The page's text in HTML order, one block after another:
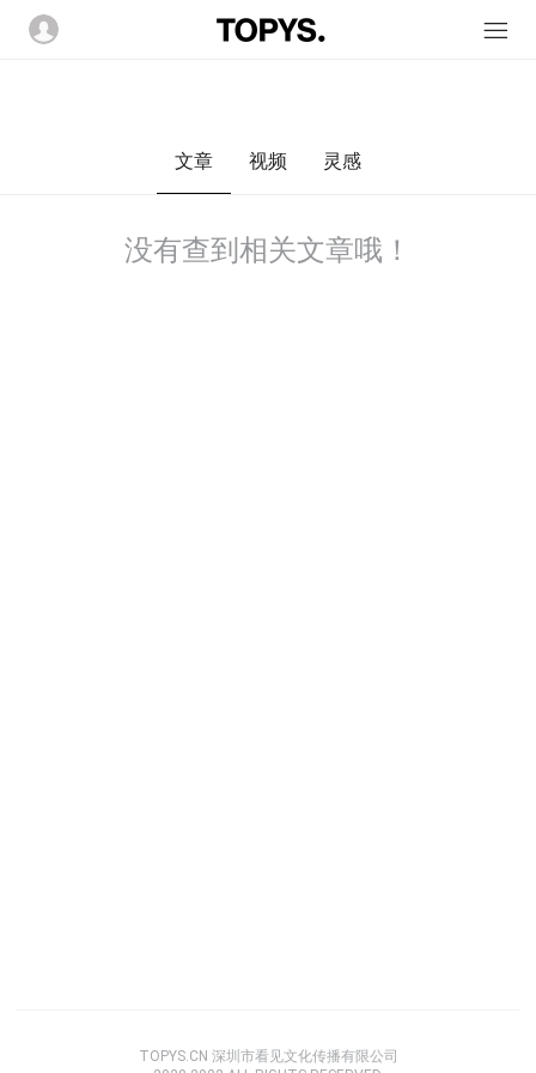
文章 视频 灵感
没有查到相关文章哦！
TOPYS.CN 深圳市看见文化传播有限公司